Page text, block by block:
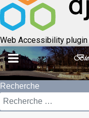
Web Accessibility plugin
Recherche